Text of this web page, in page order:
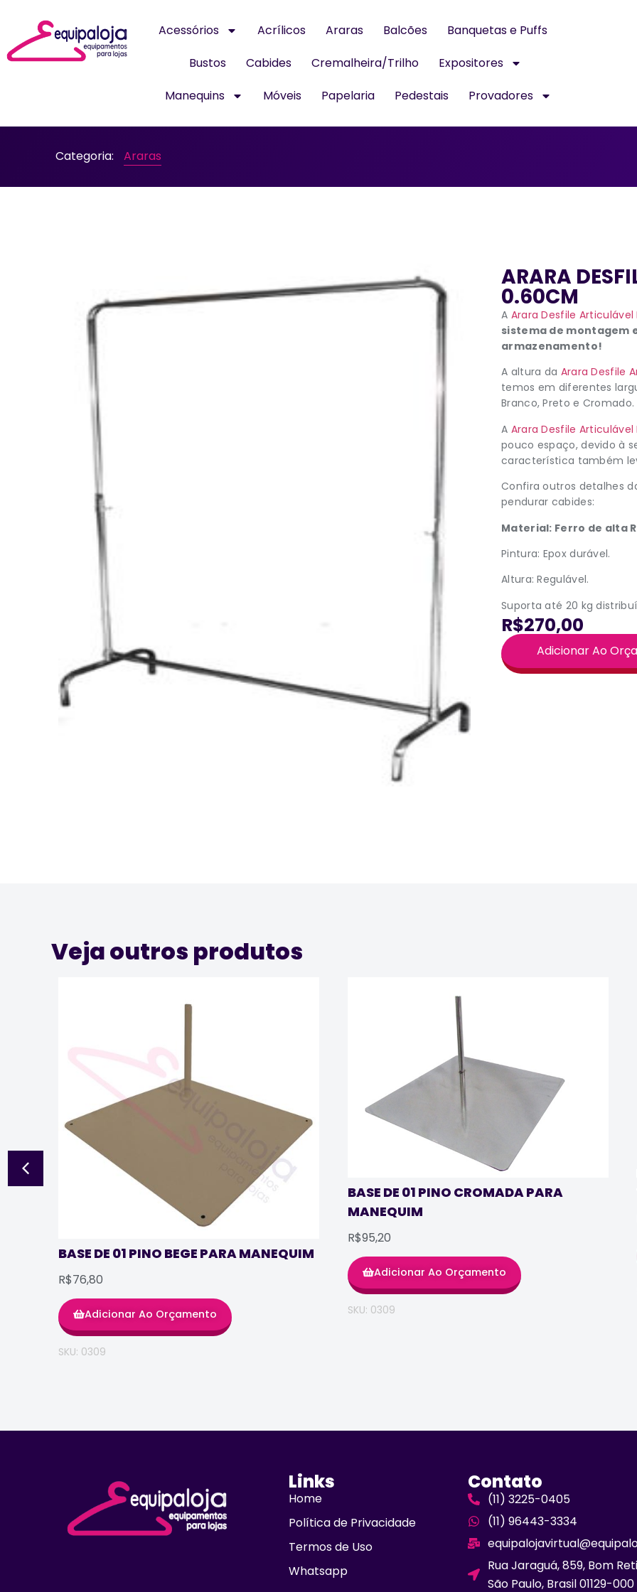
Acessórios Acrílicos Araras Balcões
Banquetas e Puffs
Bustos
Cabides Cremalheira/Trilho
Expositores
Manequins
Móveis Papelaria Pedestais Provadores
Categoria: Araras
ARARA
0.60CM
A Arara Desfile Articulável
sistema de montagem
armazenamento!
A altura da Arara Desfile
temos em diferentes
Branco, Preto e Cromado.
A Arara Desfile Articulável
pouco espaço, devido à
característica também
Confira outros detalhes
pendurar cabides:
Material: Ferro de alta
Pintura: Epox durável.
Altura: Regulável.
Suporta até 20 kg
R$270,00
Adicionar Ao
Veja outros produtos
BASE DE 01 PINO BEGE PARA MANEQUIM
R$76,80
Adicionar Ao Orçamento
SKU: 0309
BASE DE 01 PINO CROMADA PARA
MANEQUIM
R$95,20
Adicionar Ao Orçamento
SKU: 0309
Links
Home
Política de Privacidade
Termos de Uso
Whatsapp
Contato
(11) 3225-0405
(11) 96443-3334
Rua Jaraguá, 859, Bom
São Paulo, Brasil 01129-000